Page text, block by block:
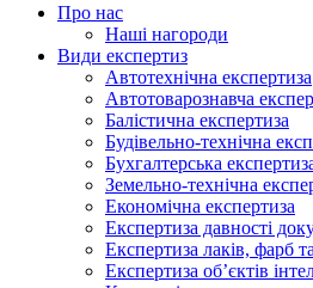
Про нас
Наші нагороди
Види експертиз
Автотехнічна експертиза
Автотоварознавча
Балістична експертиза
Будівельно-технічна
Бухгалтерська
Земельно-технічна
Економічна експертиза
Експертиза давності
Експертиза лаків, фарб
Експертиза об’єктів